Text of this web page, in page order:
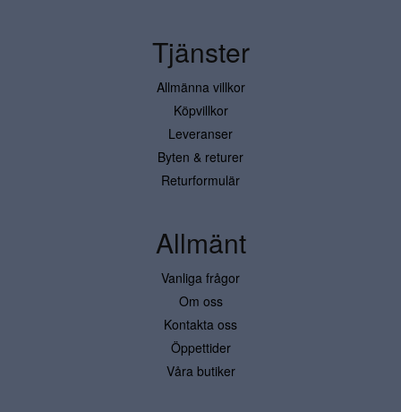
Tjänster
Allmänna villkor
Köpvillkor
Leveranser
Byten & returer
Returformulär
Allmänt
Vanliga frågor
Om oss
Kontakta oss
Öppettider
Våra butiker